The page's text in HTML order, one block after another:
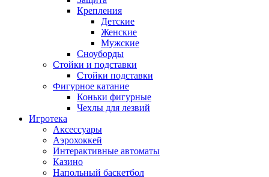
Крепления
Детские
Женские
Мужские
Сноуборды
Стойки и подставки
Cтойки подставки
Фигурное катание
Коньки фигурные
Чехлы для лезвий
Игротека
Аксессуары
Аэрохоккей
Интерактивные автоматы
Казино
Напольный баскетбол